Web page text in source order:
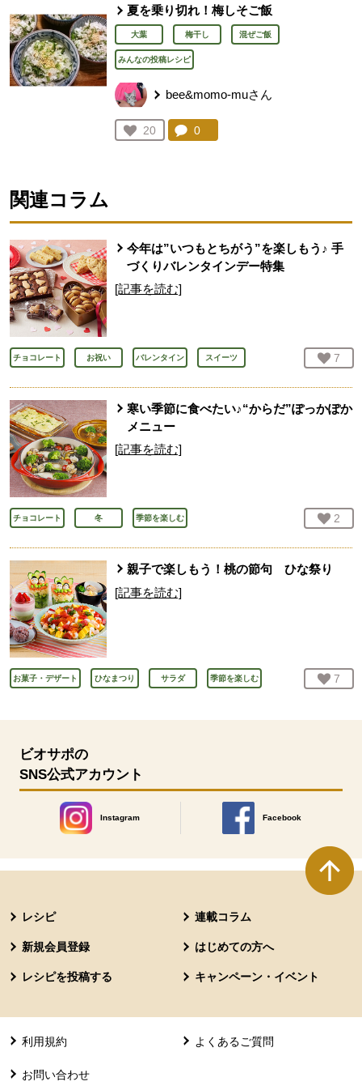
夏を乗り切れ！梅しそご飯
大葉 梅干し 混ぜご飯
みんなの投稿レシピ
bee&momo-muさん
お気に入り登録：
20
人が登録
コメント：
0
関連コラム
今年は”いつもとちがう”を楽しもう♪ 手
づくりバレンタインデー特集
[記事を読む]
チョコレート お祝い バレンタイン スイーツ お気
7
寒い季節に食べたい♪“からだ”ぽっかぽか
メニュー
[記事を読む]
チョコレート 冬 季節を楽しむ お気
2
親子で楽しもう！桃の節句 ひな祭り
[記事を読む]
お菓子・デザート ひなまつり サラダ 季節を楽しむ お気
7
ビオサポの
SNS公式アカウント
Instagram
別のウィンドウで開きます。
Facebook
別のウィンドウで開きます
レシピ 連載コラム
新規会員登録 はじめての方へ
レシピを投稿する キャンペーン・イベント
利用規約 よくあるご質問
お問い合わせ